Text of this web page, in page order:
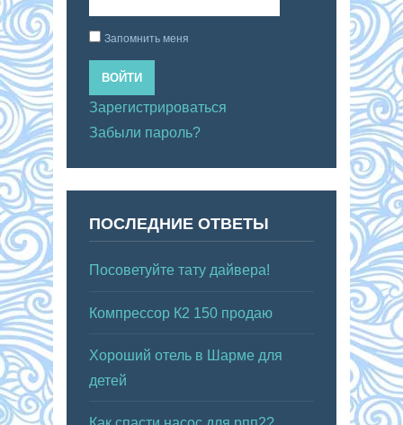
Запомнить меня
ВОЙТИ
Зарегистрироваться
Забыли пароль?
ПОСЛЕДНИЕ ОТВЕТЫ
Посоветуйте тату дайвера!
Компрессор К2 150 продаю
Хороший отель в Шарме для
детей